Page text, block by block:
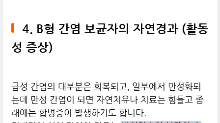
4. B형 간염 보균자의 자연경과 (활동
성 증상)
급성 간염의 대부분은 회복되고, 일부에서 만성화되
는데 만성 간염이 되면 자연치유나 치료는 힘들고 종
래에는 합병증이 발생하기도 합니다.